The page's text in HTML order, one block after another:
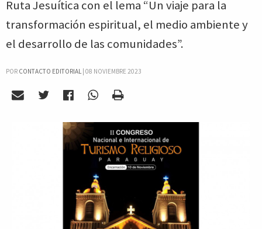
Ruta Jesuítica con el lema “Un viaje para la
transformación espiritual, el medio ambiente y
el desarrollo de las comunidades”.
POR CONTACTO EDITORIAL| 08 NOVIEMBRE 2023